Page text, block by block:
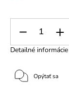
Detailné informácie
Opýtať sa